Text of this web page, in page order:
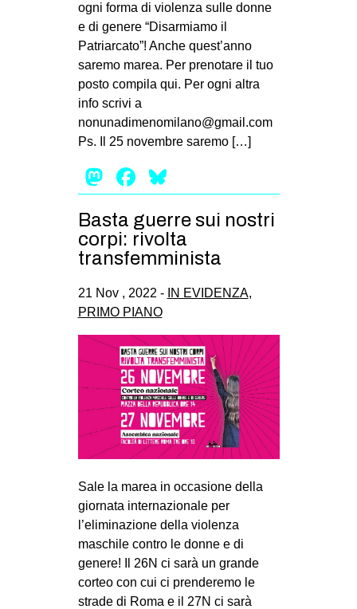
ogni forma di violenza sulle donne
e di genere “Disarmiamo il
Patriarcato”! Anche quest’anno
saremo marea. Per prenotare il tuo
posto compila qui. Per ogni altra
info scrivi a
nonunadimenomilano@gmail.com
Ps. Il 25 novembre saremo […]
Mastodon
Facebook
Basta guerre sui nostri
corpi: rivolta
transfemminista
21 Nov , 2022 - IN EVIDENZA,
PRIMO PIANO
Sale la marea in occasione della
giornata internazionale per
l’eliminazione della violenza
maschile contro le donne e di
genere! Il 26N ci sarà un grande
corteo con cui ci prenderemo le
strade di Roma e il 27N ci sarà